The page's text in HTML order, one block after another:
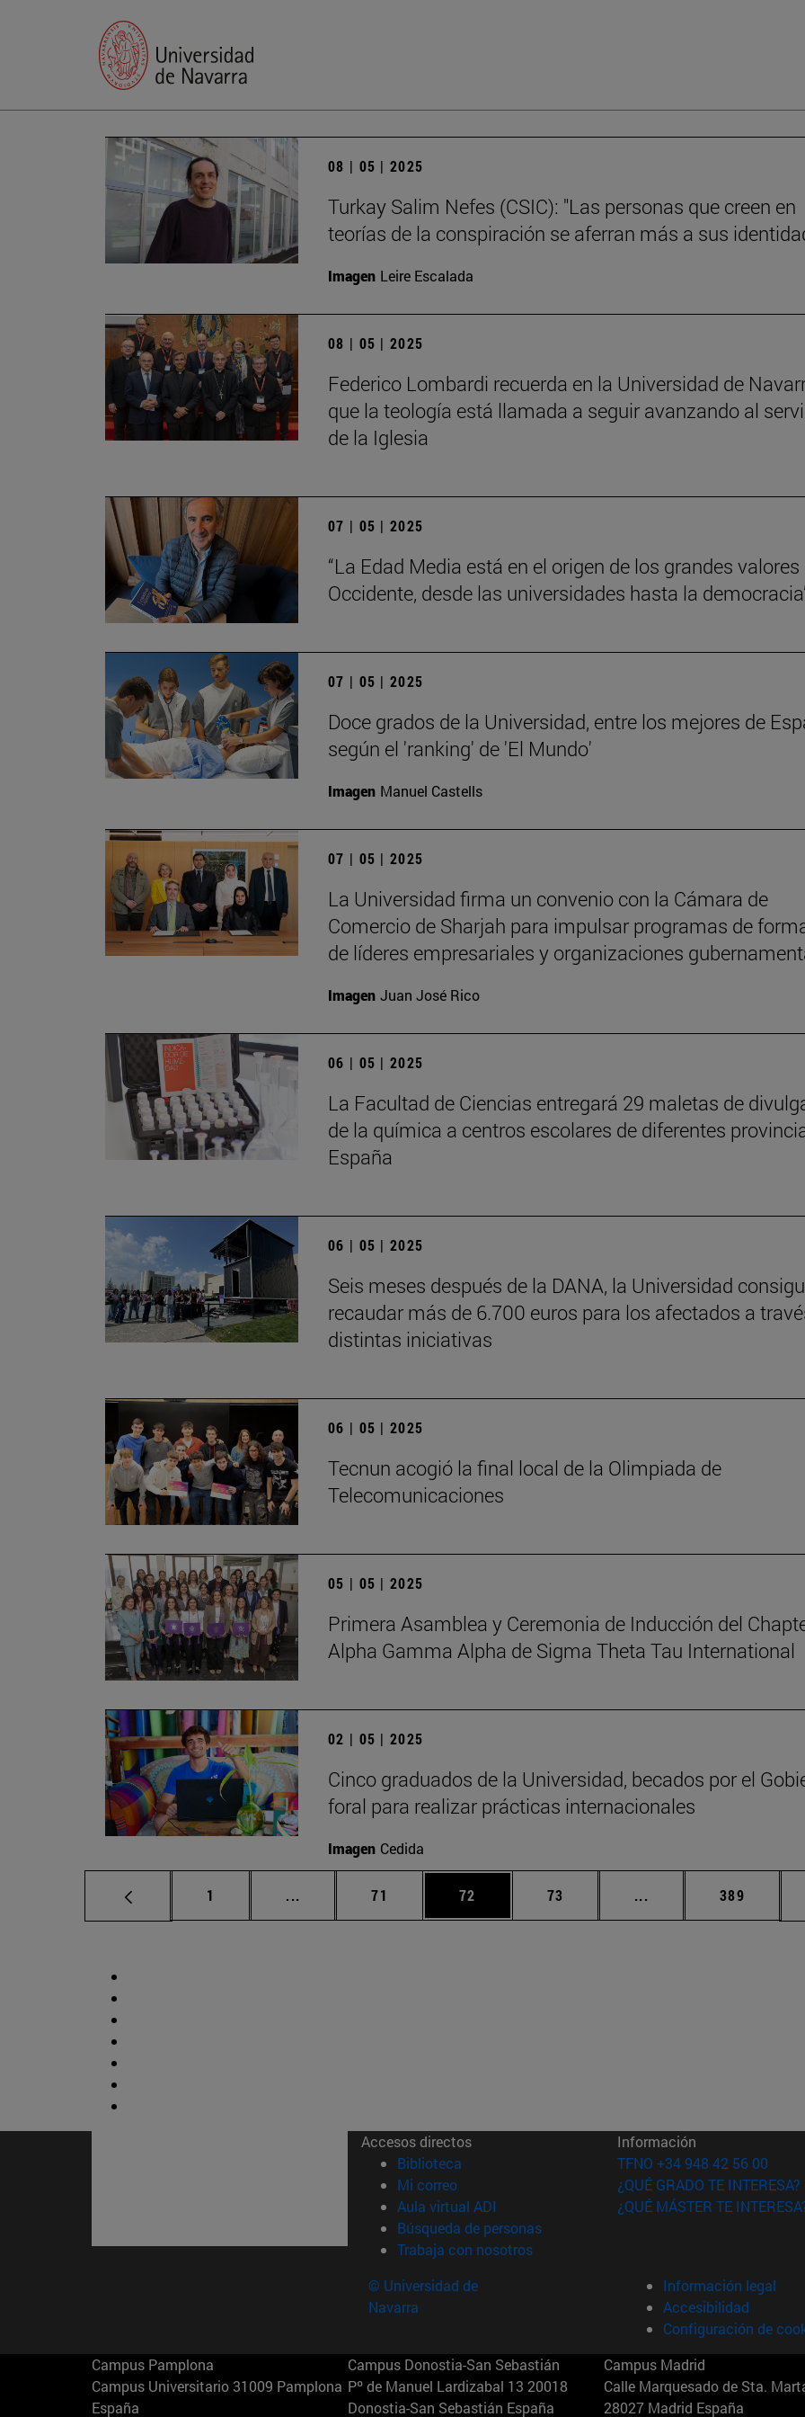
08 | 05 | 2025
Turkay Salim Nefes (CSIC): "Las personas que creen en
teorías de la conspiración se aferran más a sus
Imagen Leire Escalada
08 | 05 | 2025
Federico Lombardi recuerda en la Universidad de
que la teología está llamada a seguir avanzando al
de la Iglesia
07 | 05 | 2025
“La Edad Media está en el origen de los grandes valores
Occidente, desde las universidades hasta la
07 | 05 | 2025
Doce grados de la Universidad, entre los mejores de
según el 'ranking' de 'El Mundo'
Imagen Manuel Castells
07 | 05 | 2025
La Universidad firma un convenio con la Cámara de
Comercio de Sharjah para impulsar programas de
de líderes empresariales y organizaciones
Imagen Juan José Rico
06 | 05 | 2025
La Facultad de Ciencias entregará 29 maletas de
de la química a centros escolares de diferentes
España
06 | 05 | 2025
Seis meses después de la DANA, la Universidad
recaudar más de 6.700 euros para los afectados a
distintas iniciativas
06 | 05 | 2025
­Tecnun acogió la final local de la Olimpiada de
Telecomunicaciones
05 | 05 | 2025
Primera Asamblea y Ceremonia de Inducción del
Alpha Gamma Alpha de Sigma Theta Tau International
02 | 05 | 2025
Cinco graduados de la Universidad, becados por el
foral para realizar prácticas internacionales
Imagen Cedida
Página
1 ... Páginas intermedias Use TAB para desplazarse.
Página
71 Página
72 Página
73 ... Páginas intermedias
Página
389
Accesos directos
Biblioteca (abre en nueva ventana)
Mi correo(abre en nueva ventana)
Aula virtual ADI (abre en nueva ventana)
Búsqueda de personas(abre en nueva ventana)
Trabaja con nosotros(abre en nueva ventana)
Información
TFNO +34 948 42 56 00
¿QUÉ GRADO TE INTERESA?
¿QUÉ MÁSTER TE
© Universidad de
Navarra
Información legal
Accesibilidad
Configuración de
Campus Pamplona
Campus Universitario 31009 Pamplona
España
Campus Donostia-San Sebastián
Pº de Manuel Lardizabal 13 20018
Donostia-San Sebastián España
Campus Madrid
Calle Marquesado de Sta.
28027 Madrid España